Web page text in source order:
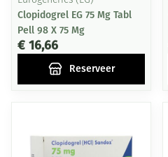
Clopidogrel EG 75 Mg Tabl
Pell 98 X 75 Mg
€ 16,66
Reserveer